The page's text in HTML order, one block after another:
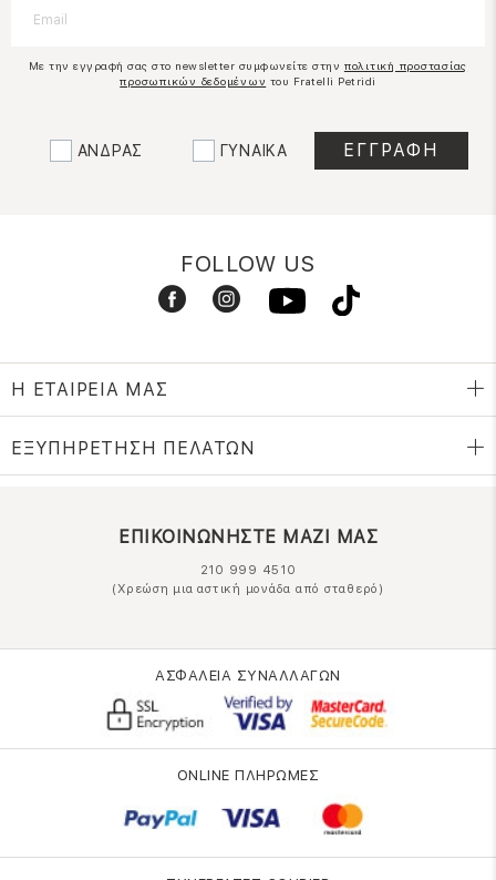
Με την εγγραφή σας στο newsletter συμφωνείτε στην πολιτική προστασίας
προσωπικών δεδομένων του Fratelli Petridi
ΑΝΔΡΑΣ ΓΥΝΑΙΚΑ
FOLLOW US
Η ΕΤΑΙΡΕΙΑ ΜΑΣ
ΕΞΥΠΗΡΕΤΗΣΗ ΠΕΛΑΤΩΝ
ΕΠΙΚΟΙΝΩΝΗΣΤΕ ΜΑΖΙ ΜΑΣ
210 999 4510
(Χρεώση μια αστική μονάδα από σταθερό)
ΑΣΦΑΛΕΙΑ ΣΥΝΑΛΛΑΓΩΝ
ONLINE ΠΛΗΡΩΜΕΣ